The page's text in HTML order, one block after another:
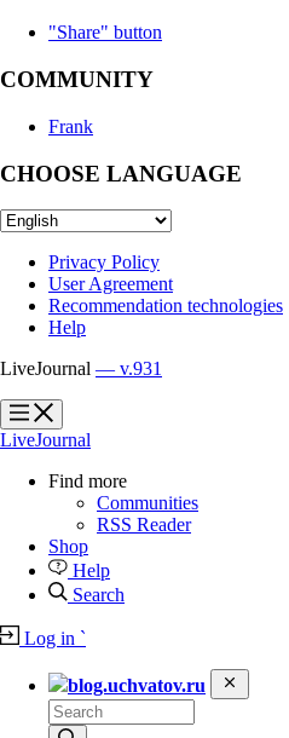
"Share" button
COMMUNITY
Frank
CHOOSE LANGUAGE
Privacy Policy
User Agreement
Recommendation technologies
Help
LiveJournal — v.931
?
?
LiveJournal
Find more
Communities
RSS Reader
Shop
Help
Search
Log in `
blog.uchvatov.ru